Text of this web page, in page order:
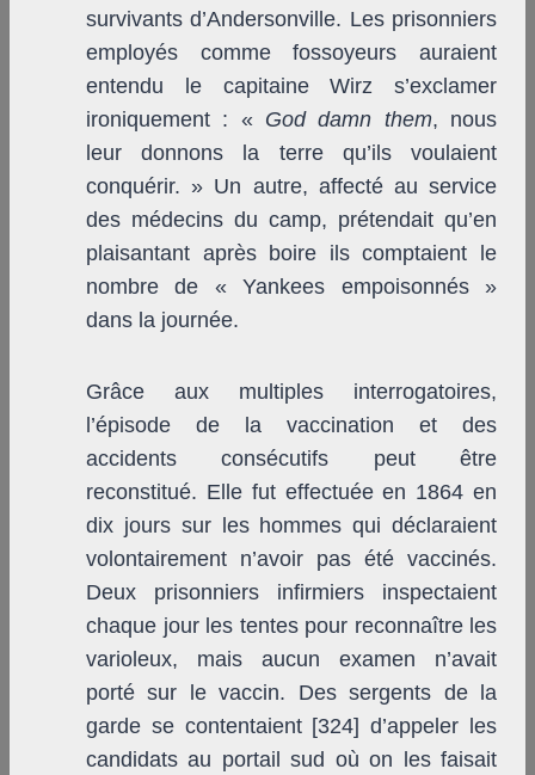
survivants d’Andersonville. Les prisonniers
employés comme fossoyeurs auraient
entendu le capitaine Wirz s’exclamer
ironiquement : « God damn them, nous
leur donnons la terre qu’ils voulaient
conquérir. » Un autre, affecté au service
des médecins du camp, prétendait qu’en
plaisantant après boire ils comptaient le
nombre de « Yankees empoisonnés »
dans la journée.
Grâce aux multiples interrogatoires,
l’épisode de la vaccination et des
accidents consécutifs peut être
reconstitué. Elle fut effectuée en 1864 en
dix jours sur les hommes qui déclaraient
volontairement n’avoir pas été vaccinés.
Deux prisonniers infirmiers inspectaient
chaque jour les tentes pour reconnaître les
varioleux, mais aucun examen n’avait
porté sur le vaccin. Des sergents de la
garde se contentaient [324] d’appeler les
candidats au portail sud où on les faisait